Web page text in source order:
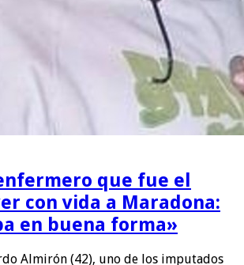
que fue el
con vida a Maradona:
en buena forma»
Almirón (42), uno de los imputados